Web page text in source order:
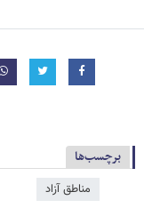
برچسب‌ها
مناطق آزاد